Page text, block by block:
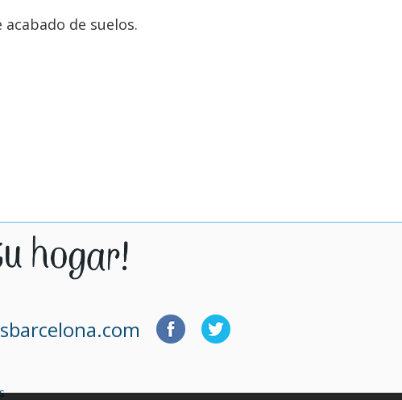
de suelos.